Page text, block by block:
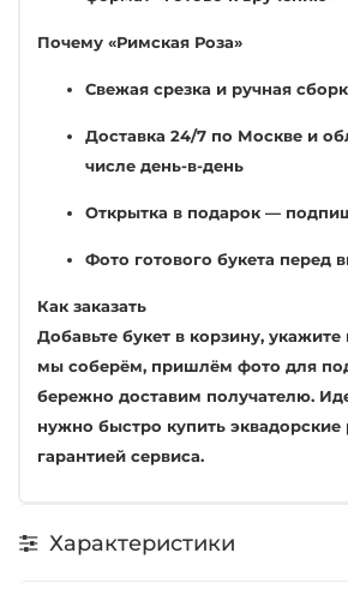
Почему «Римская Роза»
Свежая срезка и ручная
Доставка 24/7 по Москве и
числе день-в-день
Открытка в подарок —
Фото готового букета перед
Как заказать
Добавьте букет в корзину,
мы соберём, пришлём фото для
бережно доставим получателю.
нужно быстро купить
гарантией сервиса.
Характеристики